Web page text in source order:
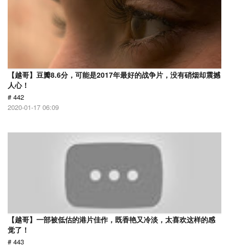
【越哥】豆瓣8.6分，可能是2017年最好的战争片，没有硝烟却震撼
人心！
# 442
2020-01-17 06:09
【越哥】一部被低估的港片佳作，既香艳又冷淡，太喜欢这样的感
觉了！
# 443